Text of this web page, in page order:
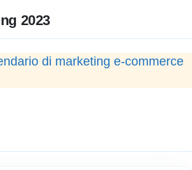
2023
di marketing e-commerce